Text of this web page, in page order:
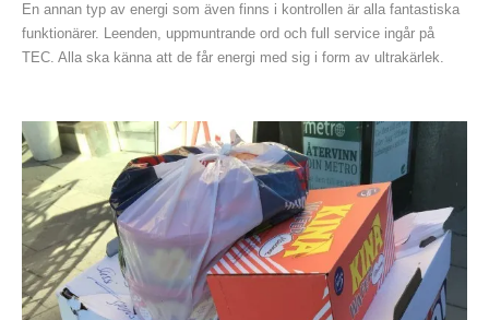
En annan typ av energi som även finns i kontrollen är alla fantastiska
funktionärer. Leenden, uppmuntrande ord och full service ingår på
TEC. Alla ska känna att de får energi med sig i form av ultrakärlek.